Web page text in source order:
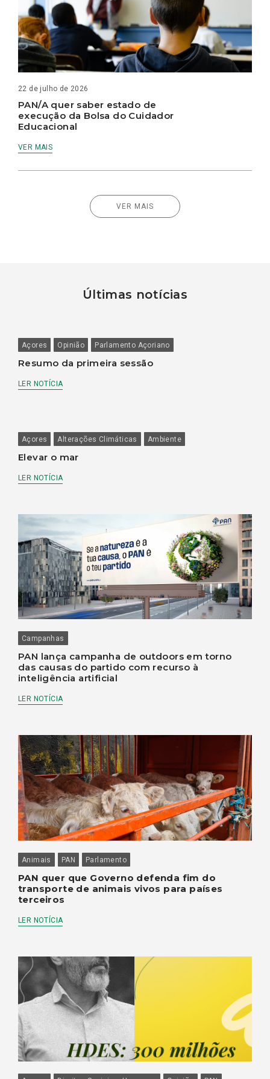
22 de julho de 2026
PAN/A quer saber estado de
execução da Bolsa do Cuidador
Educacional
VER MAIS
VER MAIS
Últimas notícias
Açores Opinião Parlamento Açoriano
Resumo da primeira sessão
LER NOTÍCIA
Açores Alterações Climáticas Ambiente
Elevar o mar
LER NOTÍCIA
Campanhas
PAN lança campanha de outdoors em torno
das causas do partido com recurso à
inteligência artificial
LER NOTÍCIA
Animais PAN Parlamento
PAN quer que Governo defenda fim do
transporte de animais vivos para países
terceiros
LER NOTÍCIA